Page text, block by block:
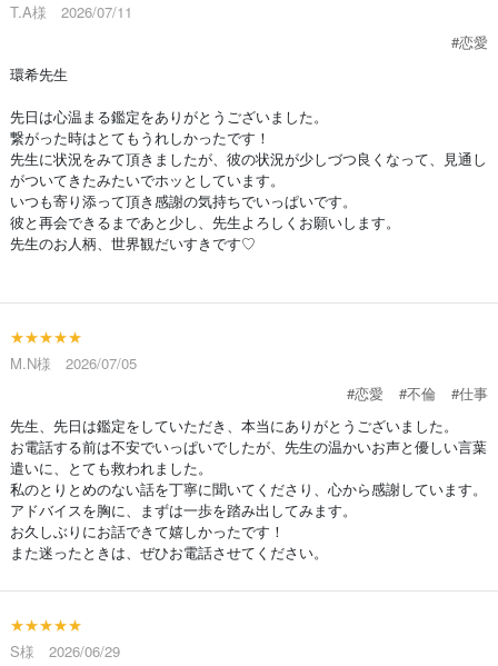
T.A様 2026/07/11
#恋愛
環希先生
先日は心温まる鑑定をありがとうございました。
繋がった時はとてもうれしかったです！
先生に状況をみて頂きましたが、彼の状況が少しづつ良くなって、見通し
がついてきたみたいでホッとしています。
いつも寄り添って頂き感謝の気持ちでいっぱいです。
彼と再会できるまであと少し、先生よろしくお願いします。
先生のお人柄、世界観だいすきです♡
★★★★★
M.N様 2026/07/05
#恋愛
#不倫
#仕事
先生、先日は鑑定をしていただき、本当にありがとうございました。
お電話する前は不安でいっぱいでしたが、先生の温かいお声と優しい言葉
遣いに、とても救われました。
私のとりとめのない話を丁寧に聞いてくださり、心から感謝しています。
アドバイスを胸に、まずは一歩を踏み出してみます。
お久しぶりにお話できて嬉しかったです！
また迷ったときは、ぜひお電話させてください。
★★★★★
S様 2026/06/29